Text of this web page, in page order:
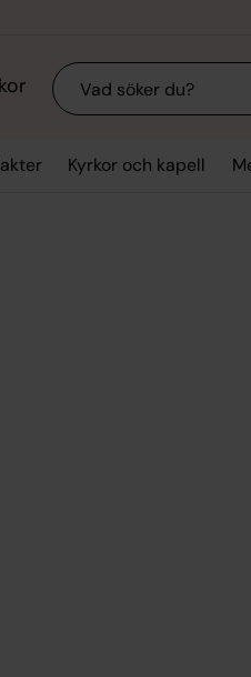
Sök
Kyrkor och kapell